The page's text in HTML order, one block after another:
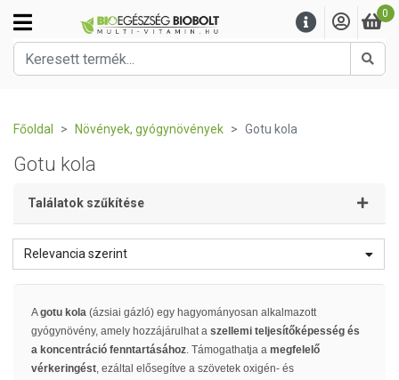
0
Főoldal Növények, gyógynövények Gotu kola
Gotu kola
Találatok szűkítése
Relevancia szerint
Agotu kola (ázsiai gázló) egy hagyományosan alkalmazott
gyógynövény, amely hozzájárulhat a szellemi teljesítőképesség és
a koncentráció fenntartásához. Támogathatja a megfelelő
vérkeringést, ezáltal elősegítve a szövetek oxigén- és